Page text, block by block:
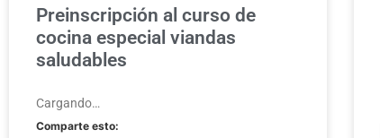
Preinscripción al curso de
cocina especial viandas
saludables
Cargando…
Comparte esto: